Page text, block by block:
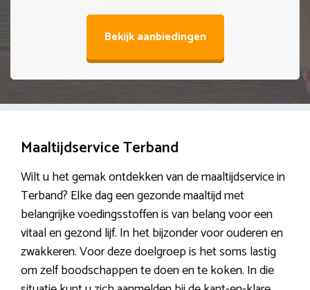
Bekijk aanbiedingen
Maaltijdservice Terband
Wilt u het gemak ontdekken van de maaltijdservice in
Terband? Elke dag een gezonde maaltijd met
belangrijke voedingsstoffen is van belang voor een
vitaal en gezond lijf. In het bijzonder voor ouderen en
zwakkeren. Voor deze doelgroep is het soms lastig
om zelf boodschappen te doen en te koken. In die